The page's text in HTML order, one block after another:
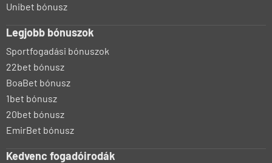
Unibet bónusz
Legjobb bónuszok
Sportfogadási bónuszok
22bet bónusz
BoaBet bónusz
1bet bónusz
20bet bónusz
EmirBet bónusz
Kedvenc fogadóirodák